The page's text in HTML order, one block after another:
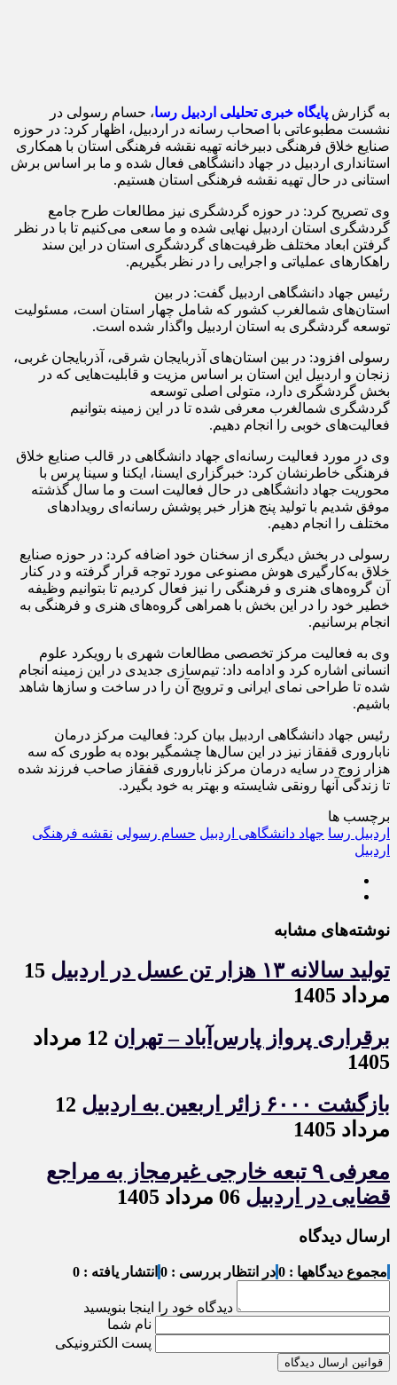
به گزارش پایگاه خبری تحلیلی اردبیل رسا، حسام رسولی در
نشست مطبوعاتی با اصحاب رسانه در اردبیل، اظهار کرد: در حوزه
صنایع خلاق فرهنگی دبیرخانه تهیه نقشه فرهنگی استان با همکاری
استانداری اردبیل در جهاد دانشگاهی فعال شده و ما بر اساس برش
استانی در حال تهیه نقشه فرهنگی استان هستیم.
وی تصریح کرد: در حوزه گردشگری نیز مطالعات طرح جامع
گردشگری استان اردبیل نهایی شده و ما سعی می‌کنیم تا با در نظر
گرفتن ابعاد مختلف ظرفیت‌های گردشگری استان در این سند
راهکارهای عملیاتی و اجرایی را در نظر بگیریم.
رئیس جهاد دانشگاهی اردبیل گفت: در بین
استان‌های شمالغرب کشور که شامل چهار استان است، مسئولیت
توسعه گردشگری به استان اردبیل واگذار شده است.
رسولی افزود: در بین استان‌های آذربایجان شرقی، آذربایجان غربی،
زنجان و اردبیل این استان بر اساس مزیت و قابلیت‌هایی که در
بخش گردشگری دارد، متولی اصلی توسعه
گردشگری شمالغرب معرفی شده تا در این زمینه بتوانیم
فعالیت‌های خوبی را انجام دهیم.
وی در مورد فعالیت رسانه‌ای جهاد دانشگاهی در قالب صنایع خلاق
فرهنگی خاطرنشان کرد: خبرگزاری ایسنا، ایکنا و سینا پرس با
محوریت جهاد دانشگاهی در حال فعالیت است و ما سال گذشته
موفق شدیم با تولید پنج هزار خبر پوشش رسانه‌ای رویدادهای
مختلف را انجام دهیم.
رسولی در بخش دیگری از سخنان خود اضافه کرد: در حوزه صنایع
خلاق به‌کارگیری هوش مصنوعی مورد توجه قرار گرفته و در کنار
آن گروه‌های هنری و فرهنگی را نیز فعال کردیم تا بتوانیم وظیفه
خطیر خود را در این بخش با همراهی گروه‌های هنری و فرهنگی به
انجام برسانیم.
وی به فعالیت مرکز تخصصی مطالعات شهری با رویکرد علوم
انسانی اشاره کرد و ادامه داد: تیم‌سازی جدیدی در این زمینه انجام
شده تا طراحی نمای ایرانی و ترویج آن را در ساخت و سازها شاهد
باشیم.
رئیس جهاد دانشگاهی اردبیل بیان کرد: فعالیت مرکز درمان
ناباروری قفقاز نیز در این سال‌ها چشمگیر بوده به طوری که سه
هزار زوج در سایه درمان مرکز ناباروری قفقاز صاحب فرزند شده
تا زندگی آنها رونقی شایسته و بهتر به خود بگیرد.
برچسب ها
اردبیل رسا جهاد دانشگاهی اردبیل حسام رسولی نقشه فرهنگی
اردبیل
نوشته‌های مشابه
تولید سالانه ۱۳ هزار تن عسل در اردبیل
15
مرداد 1405
برقراری پرواز پارس‌آباد – تهران
12 مرداد
1405
بازگشت ۶۰۰۰ زائر اربعین به اردبیل
12
مرداد 1405
معرفی ۹ تبعه خارجی غیرمجاز به مراجع
قضایی در اردبیل
ارسال دیدگاه
مجموع دیدگاهها : 0 در انتظار بررسی : 0 انتشار یافته : 0
دیدگاه خود را اینجا بنویسید
نام شما
پست الکترونیکی
قوانین ارسال دیدگاه